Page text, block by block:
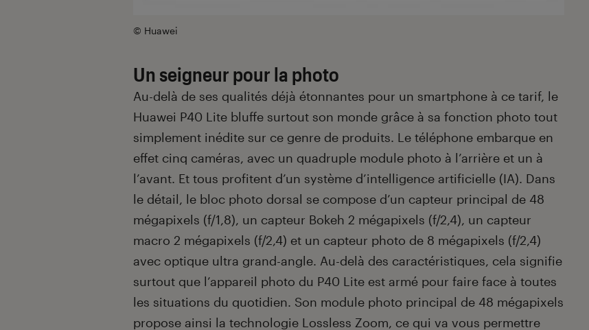
© Huawei
Un seigneur pour la photo
Au-delà de ses qualités déjà étonnantes pour un smartphone à ce tarif, le
Huawei P40 Lite bluffe surtout son monde grâce à sa fonction photo tout
simplement inédite sur ce genre de produits. Le téléphone embarque en
effet cinq caméras, avec un quadruple module photo à l’arrière et un à
l’avant. Et tous profitent d’un système d’intelligence artificielle (IA). Dans
le détail, le bloc photo dorsal se compose d’un capteur principal de 48
mégapixels (f/1,8), un capteur Bokeh 2 mégapixels (f/2,4), un capteur
macro 2 mégapixels (f/2,4) et un capteur photo de 8 mégapixels (f/2,4)
avec optique ultra grand-angle. Au-delà des caractéristiques, cela signifie
surtout que l’appareil photo du P40 Lite est armé pour faire face à toutes
les situations du quotidien. Son module photo principal de 48 mégapixels
propose ainsi la technologie Lossless Zoom, ce qui va vous permettre